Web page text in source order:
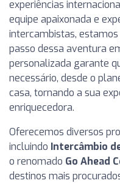
experiências
equipe apaixonada e
intercambistas,
passo dessa aventura
personalizada garante
necessário, desde o
casa, tornando a sua
enriquecedora.
Oferecemos diversos
incluindo Intercâmbio
o renomado Go Ahead
destinos mais